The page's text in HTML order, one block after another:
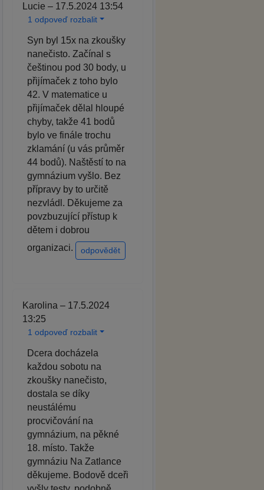
Lucie – 17.5.2024 13:54
1 odpoveď rozbalit
Syn byl 15x na zkoušky
nanečisto. Začínal s
češtinou pod 30 body, u
přijímaček z toho bylo
42. V matematice u
přijímaček dělal hloupé
chyby, takže 41 bodů
bylo ve finále trochu
zklamání (u vás průměr
44 bodů). Naštěstí to na
gymnázium vyšlo. Bez
přípravy by to určitě
nezvládl. Děkujeme za
povzbuzující přístup k
dětem i dobrou
organizaci.
odpovědět
Karolina – 17.5.2024
13:25
1 odpoveď rozbalit
Dcera docházela
každou sobotu na
zkoušky nanečisto,
dostala se díky
neustálému
procvičování na
gymnázium, na pěkné
18. místo. Takže
gymnáziu Na Zatlance
děkujeme. Bodově dceři